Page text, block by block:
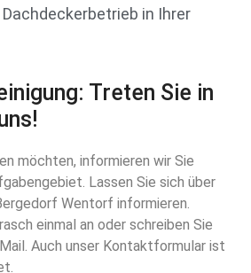
in Ihrer
Treten Sie in
möchten, informieren wir Sie
Lassen Sie sich über
Wentorf informieren.
einmal an oder schreiben Sie
Auch unser Kontaktformular ist